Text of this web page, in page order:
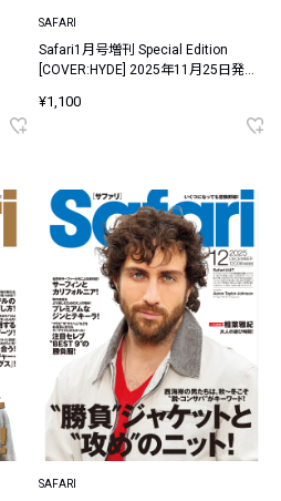
SAFARI
Safari1月号増刊 Special Edition
[COVER:HYDE] 2025年11月25日発売
¥1,100
SAFARI